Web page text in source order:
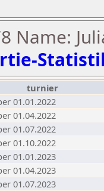
Name:
turnier
01.01.2022
01.04.2022
01.07.2022
01.10.2022
01.01.2023
01.04.2023
01.07.2023